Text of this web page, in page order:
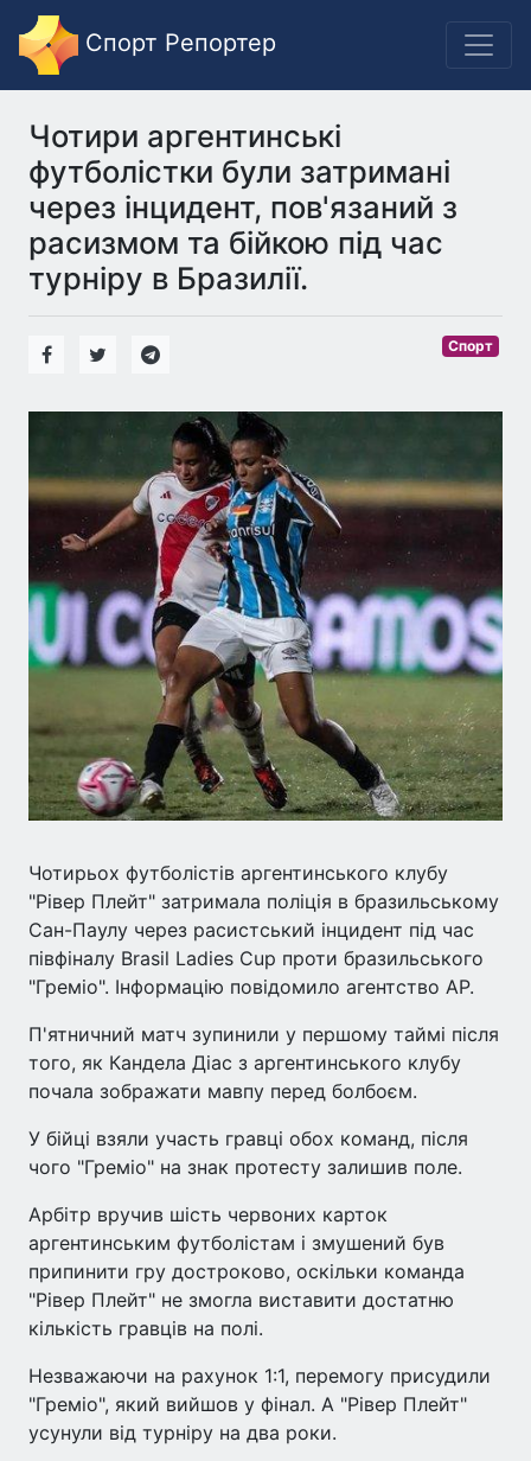
Спорт Репортер
Чотири аргентинські
футболістки були затримані
через інцидент, пов'язаний з
расизмом та бійкою під час
турніру в Бразилії.
Спорт
Чотирьох футболістів аргентинського клубу
"Рівер Плейт" затримала поліція в бразильському
Сан-Паулу через расистський інцидент під час
півфіналу Brasil Ladies Cup проти бразильського
"Греміо". Інформацію повідомило агентство AP.
П'ятничний матч зупинили у першому таймі після
того, як Кандела Діас з аргентинського клубу
почала зображати мавпу перед болбоєм.
У бійці взяли участь гравці обох команд, після
чого "Греміо" на знак протесту залишив поле.
Арбітр вручив шість червоних карток
аргентинським футболістам і змушений був
припинити гру достроково, оскільки команда
"Рівер Плейт" не змогла виставити достатню
кількість гравців на полі.
Незважаючи на рахунок 1:1, перемогу присудили
"Греміо", який вийшов у фінал. А "Рівер Плейт"
усунули від турніру на два роки.